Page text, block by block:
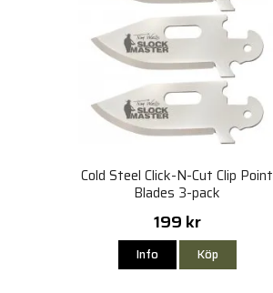
Cold Steel Click-N-Cut Clip Point
Blades 3-pack
199 kr
Info Köp